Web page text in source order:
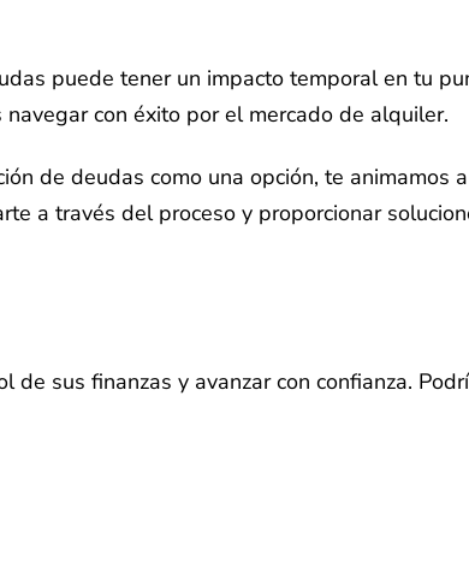
puede tener un impacto temporal en tu
con éxito por el mercado de alquiler.
de deudas como una opción, te animamos
a través del proceso y proporcionar
sus finanzas y avanzar con confianza.